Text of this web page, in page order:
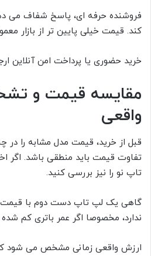
فروشنده حرفه ای، پاسخ شفاف می
کند. قیمت خیلی پایین تر از بازار
خرید حضوری یا پرداخت امن آنلاین
مقایسه قیمت و
واقعی
قبل از خرید، قیمت مدل مشابه را در
تفاوت قیمت باید منطقی باشد. اگر
تاپ نو را نیز بررسی کنید.
گاهی یک لپ تاپ دست دوم با قیمت
ندارد، مخصوصا اگر عمر باتری کم
ارزش واقعی زمانی مشخص می شود